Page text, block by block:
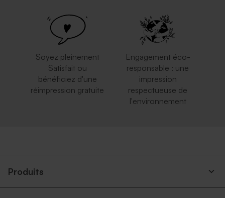
Soyez pleinement
Satisfait ou
bénéficiez d'une
réimpression gratuite
Engagement éco-
responsable : une
impression
respectueuse de
l'environnement
Produits